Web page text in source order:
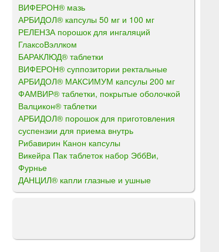
ВИФЕРОН® мазь
АРБИДОЛ® капсулы 50 мг и 100 мг
РЕЛЕНЗА порошок для ингаляций
ГлаксоВэллком
БАРАКЛЮД® таблетки
ВИФЕРОН® суппозитории ректальные
АРБИДОЛ® МАКСИМУМ капсулы 200 мг
ФАМВИР® таблетки, покрытые оболочкой
Валцикон® таблетки
АРБИДОЛ® порошок для приготовления
суспензии для приема внутрь
Рибавирин Канон капсулы
Викейра Пак таблеток набор ЭббВи,
Фурнье
ДАНЦИЛ® капли глазные и ушные